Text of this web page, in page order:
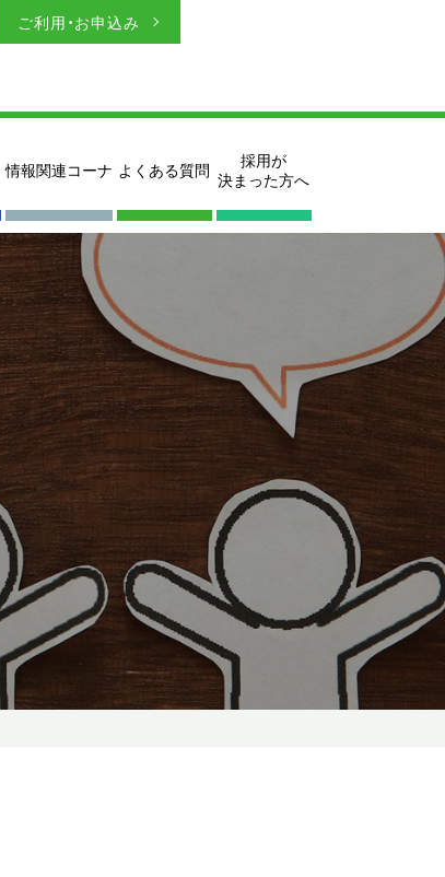
ご利用・お申込み
情報関連コーナ よくある質問
採用が
決まった方へ